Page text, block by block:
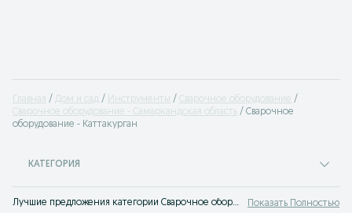
Главная Дом и сад Инструменты
Сварочное оборудование
Сварочное оборудование - Самаркандская область
Сварочное
оборудование - Каттакурган
КАТЕГОРИЯ
Лучшие предложения категории Сварочное оборудование Каттакурган. Большой выбор товаров и услуг по выгодным ценам на OLX! Множество предложений на OLX.uz! Показать Полностью